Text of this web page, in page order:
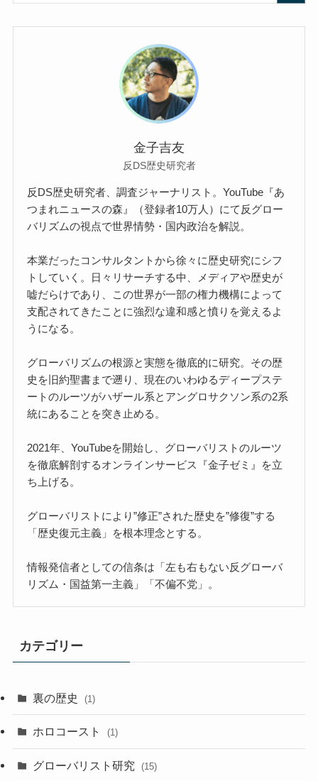
金子吉友
反DS歴史研究者
反DS歴史研究者、調査ジャーナリスト。YouTube『あ
つまれニュースの森』（登録者10万人）にて反グロー
バリズムの視点で世界情勢・国内政治を解説。
本業だったコンサルタントから徐々に歴史研究にシフ
トしていく。日々リサーチする中、メディアや歴史が
嘘だらけであり、この世界が一部の権力機構によって
支配されてきたことに強烈な違和感と憤りを覚えるよ
うになる。
グローバリズムの根源と実態を徹底的に研究。その歴
史を旧約聖書まで遡り、現在のいわゆるディープステ
ートのルーツがハザール系とアングロサクソン系の2系
統にあることを突き止める。
2021年、YouTubeを開始し、グローバリストのルーツ
を徹底解剖するオンラインサービス『金子ゼミ』を立
ち上げる。
グローバリストにより”修正”された歴史を”修復”する
「歴史復元主義」を根本理念とする。
情報発信者としての信条は「左も右もない反グローバ
リズム・国益第一主義」「不偏不党」。
カテゴリー
裏の歴史 (1)
ホロコースト (1)
グローバリスト研究 (15)